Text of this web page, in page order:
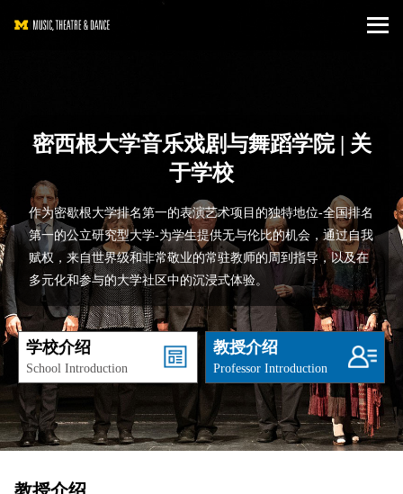
密西根大学音乐戏剧与舞蹈学院 | 关
于学校
作为密歇根大学排名第一的表演艺术项目的独特地位-全国排名
第一的公立研究型大学-为学生提供无与伦比的机会，通过自我
赋权，来自世界级和非常敬业的常驻教师的周到指导，以及在
多元化和参与的大学社区中的沉浸式体验。
学校介绍
School Introduction
教授介绍
Professor Introduction